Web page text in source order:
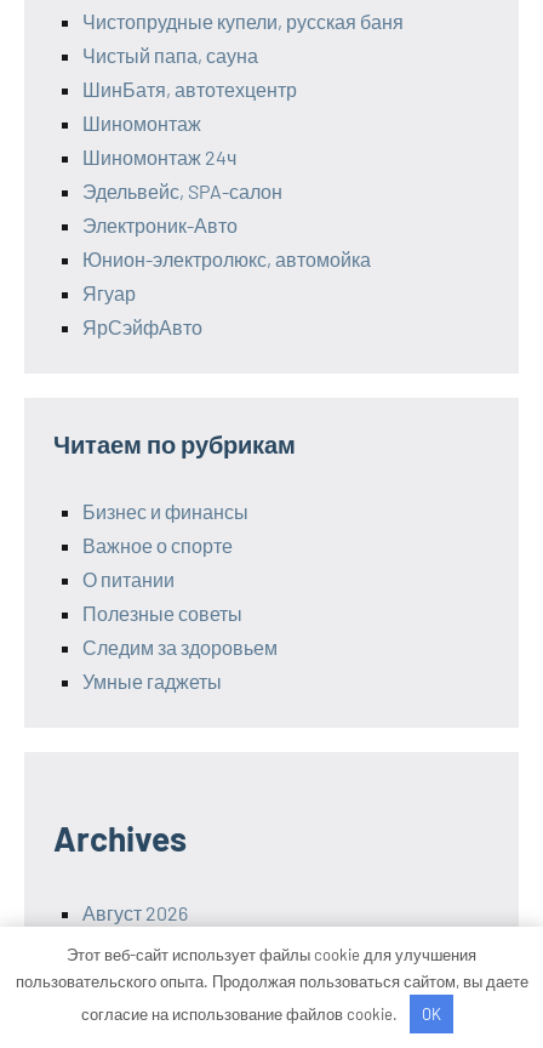
Чистопрудные купели, русская баня
Чистый папа, сауна
ШинБатя, автотехцентр
Шиномонтаж
Шиномонтаж 24ч
Эдельвейс, SPA-салон
Электроник-Авто
Юнион-электролюкс, автомойка
Ягуар
ЯрСэйфАвто
Читаем по рубрикам
Бизнес и финансы
Важное о спорте
О питании
Полезные советы
Следим за здоровьем
Умные гаджеты
Archives
Август 2026
Июль 2026
Июнь 2026
Апрель 2026
Этот веб-сайт использует файлы cookie для улучшения
пользовательского опыта. Продолжая пользоваться сайтом, вы даете
согласие на использование файлов cookie.
OK